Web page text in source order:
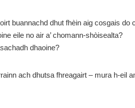
buannachd dhut fhèin aig cosgais do
eile no air a’ chomann-shòisealta?
dhaoine?
ach dhutsa fhreagairt – mura h-eil